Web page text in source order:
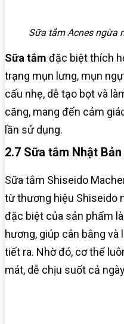
Sữa tắm Acnes ngừa
Sữa tắm đặc biệt thích
trạng mụn lưng, mụn
cấu nhẹ, dễ tạo bọt và
căng, mang đến cảm
lần sử dụng.
2.7 Sữa tắm Nhật
Sữa tắm Shiseido
từ thương hiệu Shiseido
đặc biệt của sản phẩm
hương, giúp cân bằng
tiết ra. Nhờ đó, cơ thể
mát, dễ chịu suốt cả